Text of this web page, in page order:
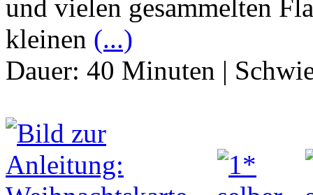
und vielen gesammelten
kleinen (...)
Dauer: 40 Minuten |